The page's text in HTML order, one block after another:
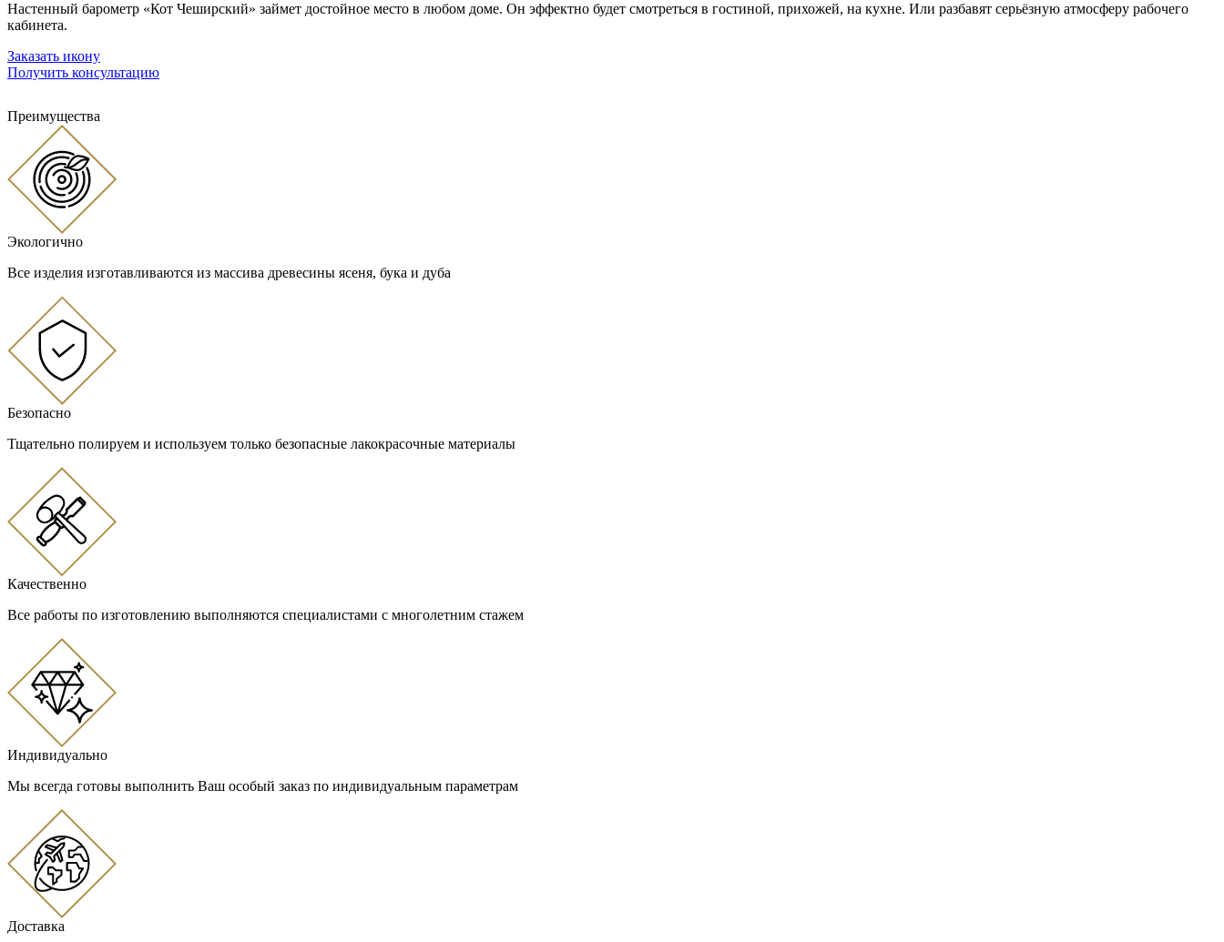
Настенный барометр «Кот Чеширский» займет достойное место в любом доме. Он эффектно будет смотреться в гостиной, прихожей, на кухне. Или разбавят серьёзную атмосферу рабочего
кабинета.
Заказать икону
Получить консультацию
Преимущества
Экологично
Все изделия изготавливаются из массива древесины ясеня, бука и дуба
Безопасно
Тщательно полируем и используем только безопасные лакокрасочные материалы
Качественно
Все работы по изготовлению выполняются специалистами с многолетним стажем
Индивидуально
Мы всегда готовы выполнить Ваш особый заказ по индивидуальным параметрам
Доставка